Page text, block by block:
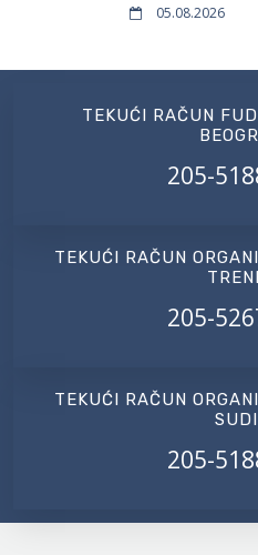
05.08.2026
TEKUĆI RAČUN
205-
TEKUĆI RAČUN
205-
TEKUĆI RAČUN
205-